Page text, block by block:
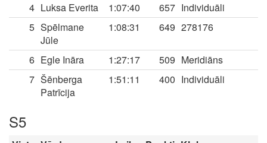
4 Luksa Everita 1:07:40 657 Individuāli
5 Spēlmane
Jūle
1:08:31 649 278176
6 Egle Ināra 1:27:17 509 Meridiāns
7 Šēnberga
Patrīcija
1:51:11 400 Individuāli
S5